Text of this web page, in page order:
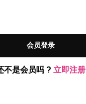
会员登录
不是会员吗 ? 立即注册